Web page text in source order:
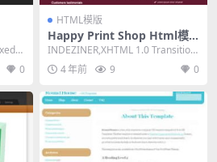
0
HTML模版
Happy Print Shop Html模
版
INDEZINER,XHTML 1.0 Transition
al,Fixed W...
4 年前 9 0